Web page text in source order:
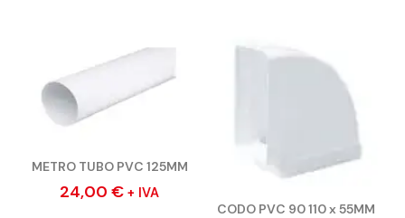
METRO TUBO PVC 125MM
24,00 € + IVA
CODO PVC 90 110 x 55MM